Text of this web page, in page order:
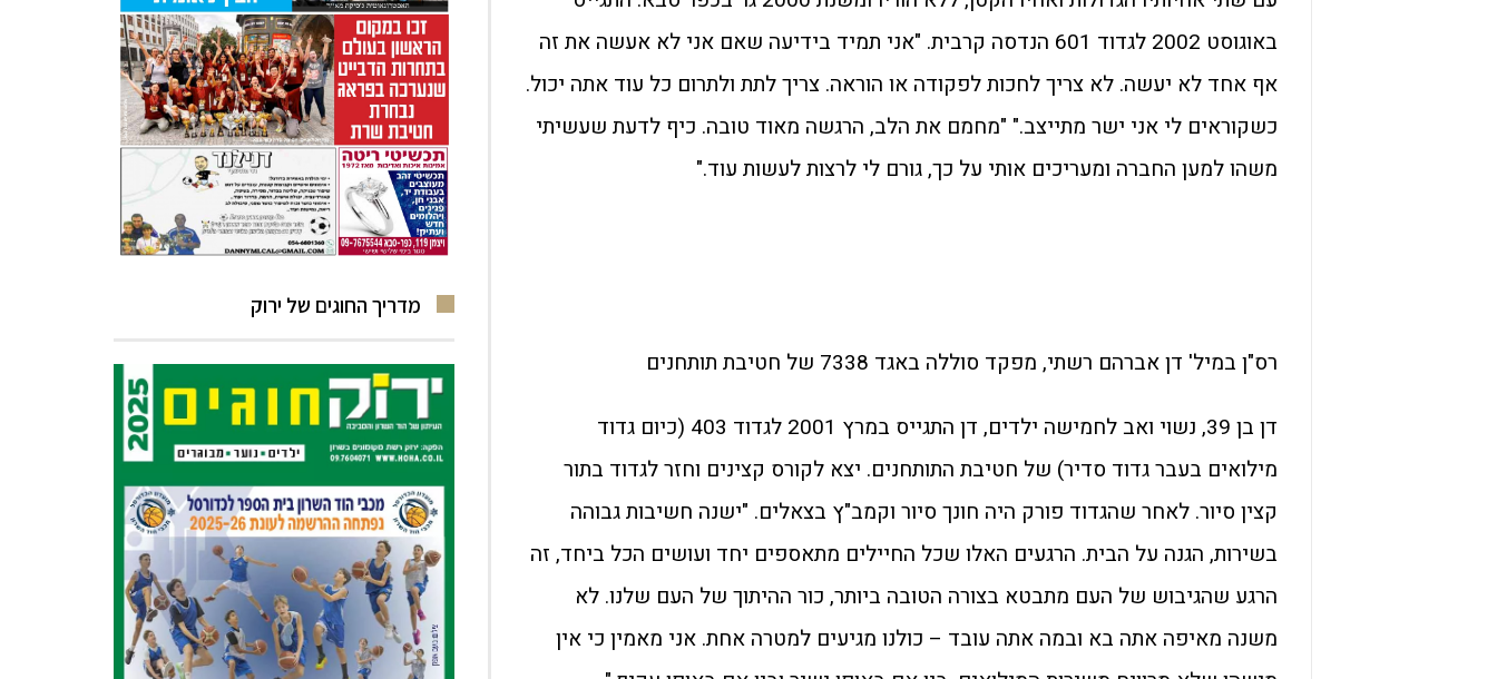
באוגוסט 2002 לגדוד 601 הנדסה קרבית. "אני תמיד בידיעה שאם אני לא אעשה את זה
אף אחד לא יעשה. לא צריך לחכות לפקודה או הוראה. צריך לתת ולתרום כל עוד אתה יכול.
כשקוראים לי אני ישר מתייצב." "מחמם את הלב, הרגשה מאוד טובה. כיף לדעת שעשיתי
משהו למען החברה ומעריכים אותי על כך, גורם לי לרצות לעשות עוד."
רס"ן במיל' דן אברהם רשתי, מפקד סוללה באגד 7338 של חטיבת תותחנים
דן בן 39, נשוי ואב לחמישה ילדים, דן התגייס במרץ 2001 לגדוד 403 (כיום גדוד
מילואים בעבר גדוד סדיר) של חטיבת התותחנים. יצא לקורס קצינים וחזר לגדוד בתור
קצין סיור. לאחר שהגדוד פורק היה חונך סיור וקמב"ץ בצאלים. "ישנה חשיבות גבוהה
בשירות, הגנה על הבית. הרגעים האלו שכל החיילים מתאספים יחד ועושים הכל ביחד, זה
הרגע שהגיבוש של העם מתבטא בצורה הטובה ביותר, כור ההיתוך של העם שלנו. לא
משנה מאיפה אתה בא ובמה אתה עובד – כולנו מגיעים למטרה אחת. אני מאמין כי אין
מדריך החוגים של ירוק